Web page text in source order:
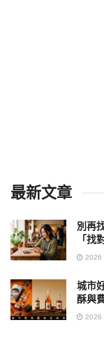
最新文章
別再
「找
2026
城市
酥與
2026